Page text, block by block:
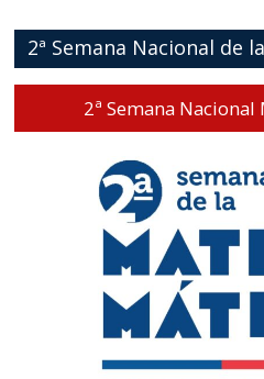
2ª Semana Nacional de
2ª Semana